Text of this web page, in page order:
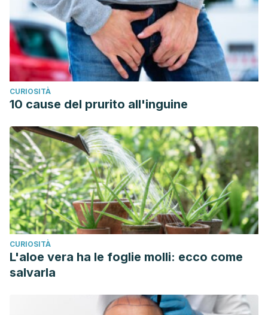
CURIOSITÀ
10 cause del prurito all'inguine
CURIOSITÀ
L'aloe vera ha le foglie molli: ecco come
salvarla